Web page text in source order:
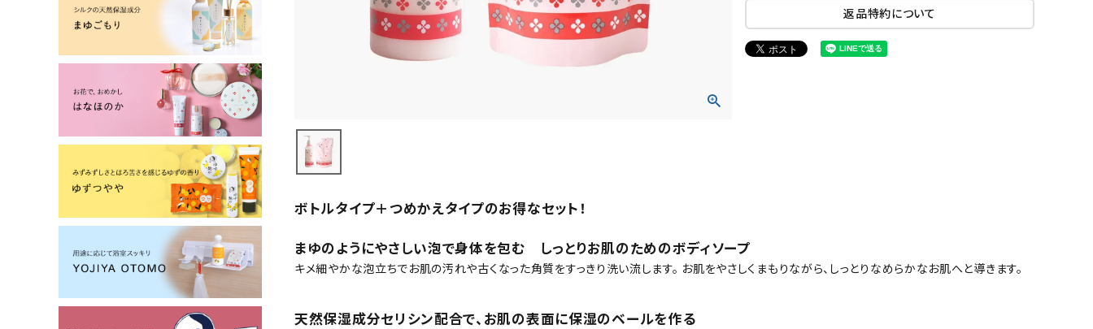
お客さま向け窓口(お問い合わせ)
返品特約について
ボトルタイプ＋つめかえタイプのお得なセット！
まゆのようにやさしい泡で身体を包む しっとりお肌のためのボディソープ
キメ細やかな泡立ちでお肌の汚れや古くなった角質をすっきり洗い流します。 お肌をやさしくまもりながら、しっとりなめらかなお肌へと導きます。
天然保湿成分セリシン配合で、お肌の表面に保湿のベールを作る